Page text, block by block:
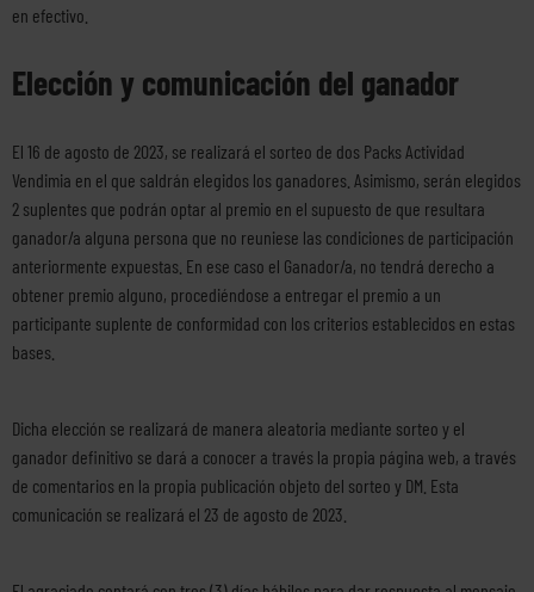
en efectivo.
Elección y comunicación del ganador
El 16 de agosto de 2023, se realizará el sorteo de dos Packs Actividad
Vendimia en el que saldrán elegidos los ganadores. Asimismo, serán elegidos
2 suplentes que podrán optar al premio en el supuesto de que resultara
ganador/a alguna persona que no reuniese las condiciones de participación
anteriormente expuestas. En ese caso el Ganador/a, no tendrá derecho a
obtener premio alguno, procediéndose a entregar el premio a un
participante suplente de conformidad con los criterios establecidos en estas
bases.
Dicha elección se realizará de manera aleatoria mediante sorteo y el
ganador definitivo se dará a conocer a través la propia página web, a través
de comentarios en la propia publicación objeto del sorteo y DM. Esta
comunicación se realizará el 23 de agosto de 2023.